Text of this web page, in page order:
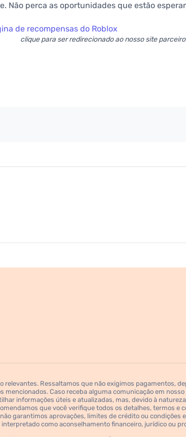
Não perca as oportunidades que estão
de recompensas do Roblox
clique para ser redirecionado ao nosso site parceiro
relevantes. Ressaltamos que não exigimos pagamentos,
Caso receba alguma comunicação em
informações úteis e atualizadas, mas, devido à
que você verifique todos os detalhes, termos
garantimos aprovações, limites de crédito ou
como aconselhamento financeiro, jurídico ou